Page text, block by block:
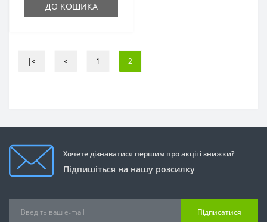
ДО КОШИКА
|< < 1 2
Хочете дізнаватися першим про акції і знижки?
Підпишіться на нашу розсилку
Підписатися